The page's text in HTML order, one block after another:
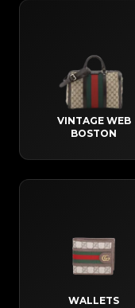
VINTAGE WEB
BOSTON
WALLETS